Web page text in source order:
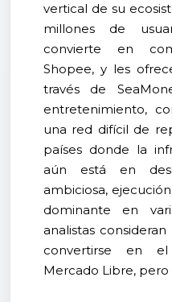
vertical de su
millones de
convierte en
Shopee, y les
través de
entretenimiento,
una red difícil de
países donde la
aún está en
ambiciosa,
dominante en
analistas
convertirse en
Mercado Libre, pero